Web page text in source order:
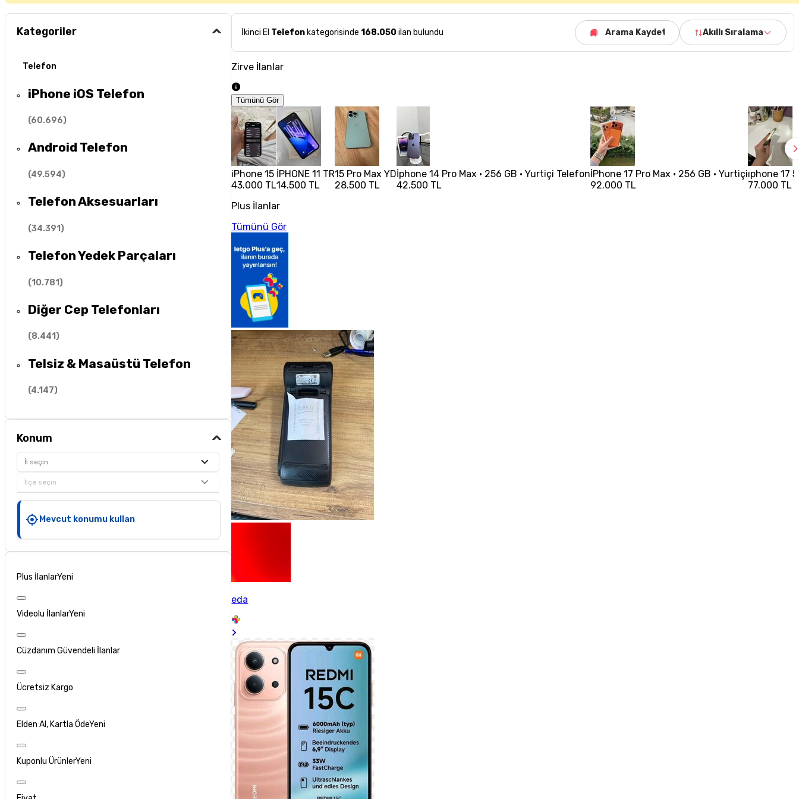
Kategoriler
Telefon
iPhone iOS Telefon
(60.696)
Android Telefon
(49.594)
Telefon Aksesuarları
(34.391)
Telefon Yedek Parçaları
(10.781)
Diğer Cep Telefonları
(8.441)
Telsiz & Masaüstü Telefon
(4.147)
Konum
İl seçin
İlçe seçin
Mevcut konumu kullan
Plus İlanlarYeni
Videolu İlanlarYeni
Cüzdanım Güvendeli İlanlar
Ücretsiz Kargo
Elden Al, Kartla ÖdeYeni
Kuponlu ÜrünlerYeni
İkinci El Telefon kategorisinde 168.050 ilan bulundu Arama Kaydet Akıllı Sıralama
Zirve İlanlar
Tümünü Gör
iPhone 15
43.000 TL
İPHONE 11 TR
14.500 TL
15 Pro Max YD
28.500 TL
İphone 14 Pro Max • 256 GB • Yurtiçi Telefon
42.500 TL
İPhone 17 Pro Max • 256 GB • Yurtiçi
92.000 TL
ıphone 17
77.000 TL
Plus İlanlar
Tümünü Gör
eda